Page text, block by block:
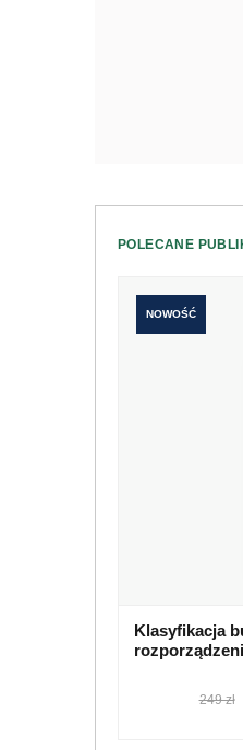
POLECANE
NOWOŚĆ
Klasyfikacja
249 zł